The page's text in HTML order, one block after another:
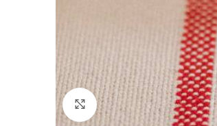
Ver Imagem